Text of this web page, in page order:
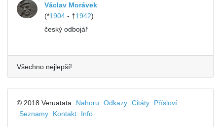
Václav Morávek
(*1904- †1942)
český odbojář
Všechno nejlepší!
© 2018 Veruatata Nahoru Odkazy Citáty
Přísloví
Seznamy
Kontakt Info